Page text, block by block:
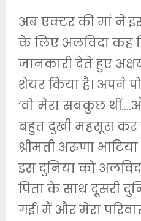
अब एक्टर की मां ने
के लिए अलविदा कह
जानकारी देते हुए
शेयर किया है। अपने
‘वो मेरा सबकुछ
बहुत दुखी महसूस कर
श्रीमती अरुणा
इस दुनिया को
पिता के साथ दूसरी
गईं। मैं और मेरा